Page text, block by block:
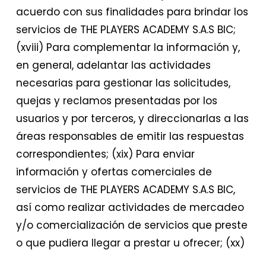
acuerdo con sus finalidades para brindar los
servicios de THE PLAYERS ACADEMY S.A.S BIC;
(xviii) Para complementar la información y,
en general, adelantar las actividades
necesarias para gestionar las solicitudes,
quejas y reclamos presentadas por los
usuarios y por terceros, y direccionarlas a las
áreas responsables de emitir las respuestas
correspondientes; (xix) Para enviar
información y ofertas comerciales de
servicios de THE PLAYERS ACADEMY S.A.S BIC,
así como realizar actividades de mercadeo
y/o comercialización de servicios que preste
o que pudiera llegar a prestar u ofrecer; (xx)